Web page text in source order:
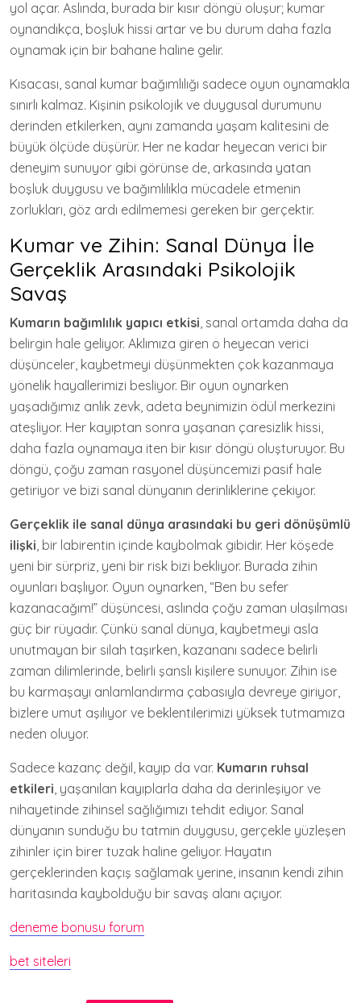
yol açar. Aslında, burada bir kısır döngü oluşur; kumar
oynandıkça, boşluk hissi artar ve bu durum daha fazla
oynamak için bir bahane haline gelir.
Kısacası, sanal kumar bağımlılığı sadece oyun oynamakla
sınırlı kalmaz. Kişinin psikolojik ve duygusal durumunu
derinden etkilerken, aynı zamanda yaşam kalitesini de
büyük ölçüde düşürür. Her ne kadar heyecan verici bir
deneyim sunuyor gibi görünse de, arkasında yatan
boşluk duygusu ve bağımlılıkla mücadele etmenin
zorlukları, göz ardı edilmemesi gereken bir gerçektir.
Kumar ve Zihin: Sanal Dünya İle
Gerçeklik Arasındaki Psikolojik
Savaş
Kumarın bağımlılık yapıcı etkisi, sanal ortamda daha da
belirgin hale geliyor. Aklımıza giren o heyecan verici
düşünceler, kaybetmeyi düşünmekten çok kazanmaya
yönelik hayallerimizi besliyor. Bir oyun oynarken
yaşadığımız anlık zevk, adeta beynimizin ödül merkezini
ateşliyor. Her kayıptan sonra yaşanan çaresizlik hissi,
daha fazla oynamaya iten bir kısır döngü oluşturuyor. Bu
döngü, çoğu zaman rasyonel düşüncemizi pasif hale
getiriyor ve bizi sanal dünyanın derinliklerine çekiyor.
Gerçeklik ile sanal dünya arasındaki bu geri dönüşümlü
ilişki, bir labirentin içinde kaybolmak gibidir. Her köşede
yeni bir sürpriz, yeni bir risk bizi bekliyor. Burada zihin
oyunları başlıyor. Oyun oynarken, “Ben bu sefer
kazanacağım!” düşüncesi, aslında çoğu zaman ulaşılması
güç bir rüyadır. Çünkü sanal dünya, kaybetmeyi asla
unutmayan bir silah taşırken, kazananı sadece belirli
zaman dilimlerinde, belirli şanslı kişilere sunuyor. Zihin ise
bu karmaşayı anlamlandırma çabasıyla devreye giriyor,
bizlere umut aşılıyor ve beklentilerimizi yüksek tutmamıza
neden oluyor.
Sadece kazanç değil, kayıp da var. Kumarın ruhsal
etkileri, yaşanılan kayıplarla daha da derinleşiyor ve
nihayetinde zihinsel sağlığımızı tehdit ediyor. Sanal
dünyanın sunduğu bu tatmin duygusu, gerçekle yüzleşen
zihinler için birer tuzak haline geliyor. Hayatın
gerçeklerinden kaçış sağlamak yerine, insanın kendi zihin
haritasında kaybolduğu bir savaş alanı açıyor.
deneme bonusu forum
bet siteleri